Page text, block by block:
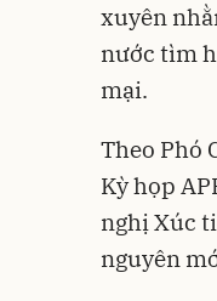
xuyên
nước tìm
mại.
Theo Phó
Kỳ họp
nghị Xúc
nguyên